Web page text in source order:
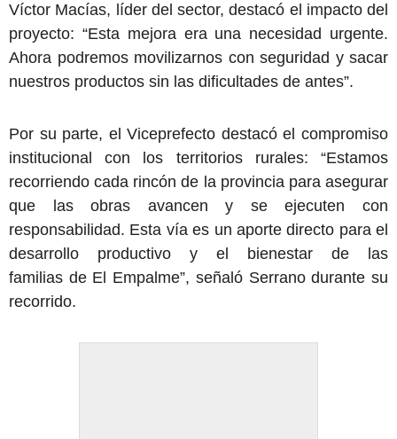
Víctor Macías, líder del sector, destacó el impacto del
proyecto: “Esta mejora era una necesidad urgente.
Ahora podremos movilizarnos con seguridad y sacar
nuestros productos sin las dificultades de antes”.
Por su parte, el Viceprefecto destacó el compromiso
institucional con los territorios rurales: “Estamos
recorriendo cada rincón de la provincia para asegurar
que las obras avancen y se ejecuten con
responsabilidad. Esta vía es un aporte directo para el
desarrollo productivo y el bienestar de las
familias de El Empalme”, señaló Serrano durante su
recorrido.